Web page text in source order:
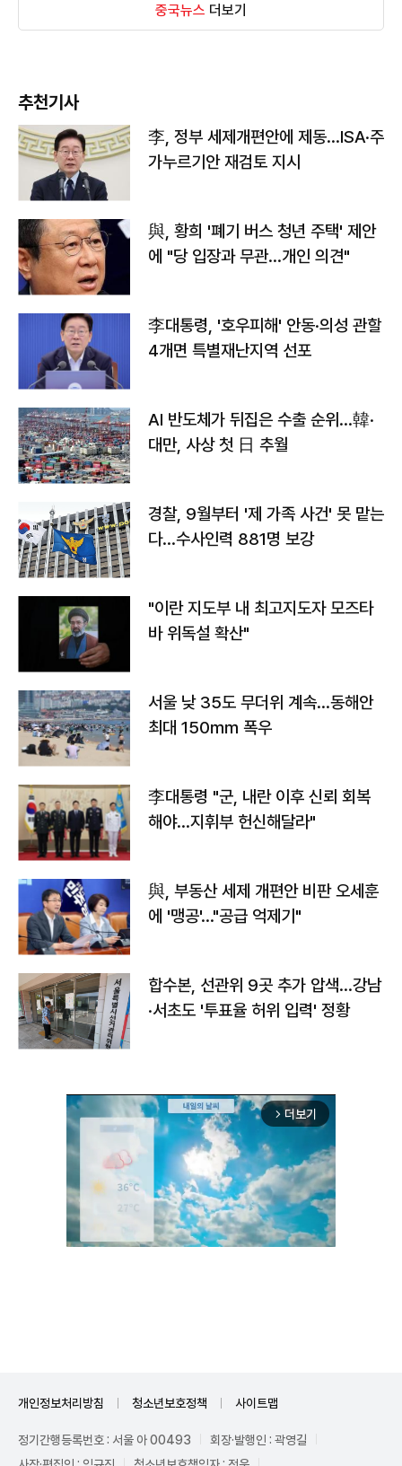
중국뉴스 더보기
추천기사
李, 정부 세제개편안에 제동…ISA·주
가누르기안 재검토 지시
與, 황희 '폐기 버스 청년 주택' 제안
에 "당 입장과 무관…개인 의견"
李대통령, '호우피해' 안동·의성 관할
4개면 특별재난지역 선포
AI 반도체가 뒤집은 수출 순위…韓·
대만, 사상 첫 日 추월
경찰, 9월부터 '제 가족 사건' 못 맡는
다…수사인력 881명 보강
"이란 지도부 내 최고지도자 모즈타
바 위독설 확산"
서울 낮 35도 무더위 계속…동해안
최대 150㎜ 폭우
李대통령 "군, 내란 이후 신뢰 회복
해야…지휘부 헌신해달라"
與, 부동산 세제 개편안 비판 오세훈
에 '맹공'…"공급 억제기"
합수본, 선관위 9곳 추가 압색…강남
·서초도 '투표율 허위 입력' 정황
arrow_forward_ios 더보기
개인정보처리방침 청소년보호정책 사이트맵
정기간행등록번호 : 서울 아 00493
회장·발행인 : 곽영길